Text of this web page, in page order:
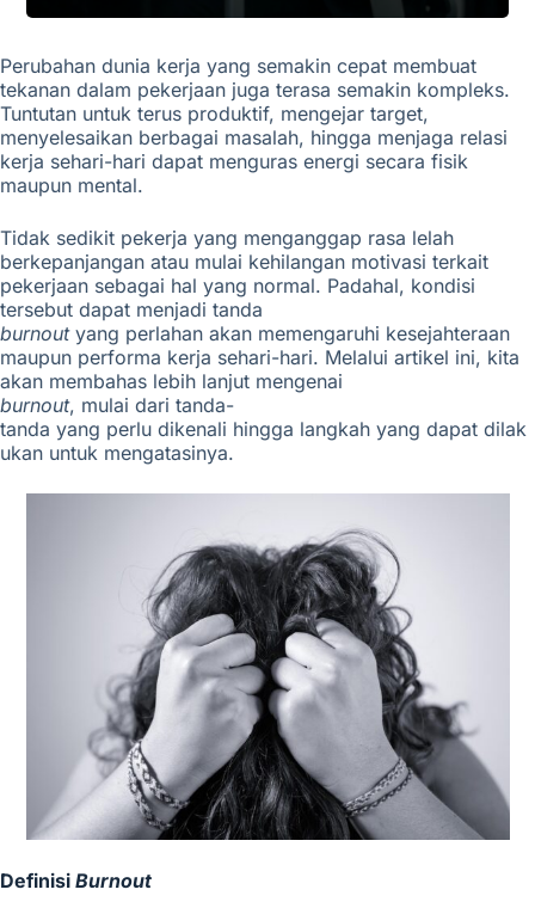
Perubahan dunia kerja yang semakin cepat membuat
tekanan dalam pekerjaan juga terasa semakin kompleks.
Tuntutan untuk terus produktif, mengejar target,
menyelesaikan berbagai masalah, hingga menjaga relasi
kerja sehari-hari dapat menguras energi secara fisik
maupun mental.
Tidak sedikit pekerja yang menganggap rasa lelah
berkepanjangan atau mulai kehilangan motivasi terkait
pekerjaan sebagai hal yang normal. Padahal, kondisi
tersebut dapat menjadi tanda
burnout yang perlahan akan memengaruhi kesejahteraan
maupun performa kerja sehari-hari. Melalui artikel ini, kita
akan membahas lebih lanjut mengenai
burnout, mulai dari tanda-
tanda yang perlu dikenali hingga langkah yang dapat dilak
ukan untuk mengatasinya.
Definisi Burnout